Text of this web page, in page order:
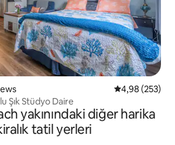
5 üzerinden
4,98 (253)
Şık Stüdyo Daire
yakınındaki diğer harika
tatil yerleri